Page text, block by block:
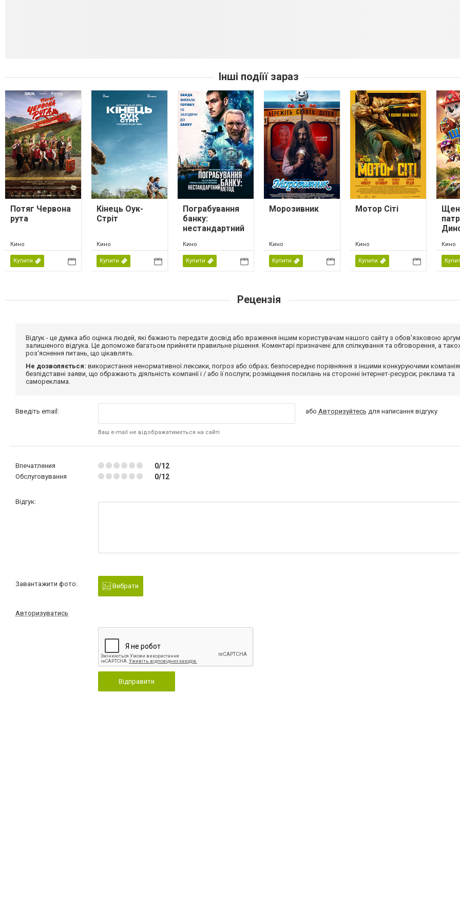
Інші подіїї зараз
Потяг Червона
рута
Кино
Купити
Кінець Оук-
Стріт
Кино
Купити
Пограбування
банку:
нестандартний
Кино
Купити
Морозивник
Кино
Купити
Мотор Сіті
Кино
Купити
Кино
Рецензія
Відгук - це думка або оцінка людей, які бажають передати досвід або враження іншим користувачам нашого сайту з обов'язковою
залишеного відгука. Це допоможе багатьом прийняти правильне рішення. Коментарі призначені для спілкування та обговорення, а
роз'яснення питань, що цікавлять.
Не дозволяється: використання ненормативної лексики, погроз або образ; безпосереднє порівняння з іншими конкуруючими
безпідставні заяви, що ображають діяльність компанії і / або її послуги; розміщення посилань на сторонні інтернет-ресурси; реклама та
самореклама.
Введіть email:
Ваш e-mail не відображатиметься на сайті
або Авторизуйтесь для написання відгуку
Впечатления 0/12
Обслуговування 0/12
Відгук:
Завантажити фото: Вибрати
Авторизуватись
Відправити